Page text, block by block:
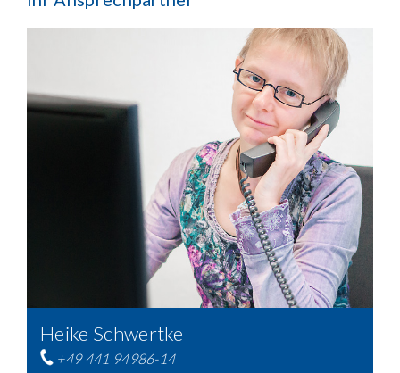
Heike Schwertke
+49 441 94986-14